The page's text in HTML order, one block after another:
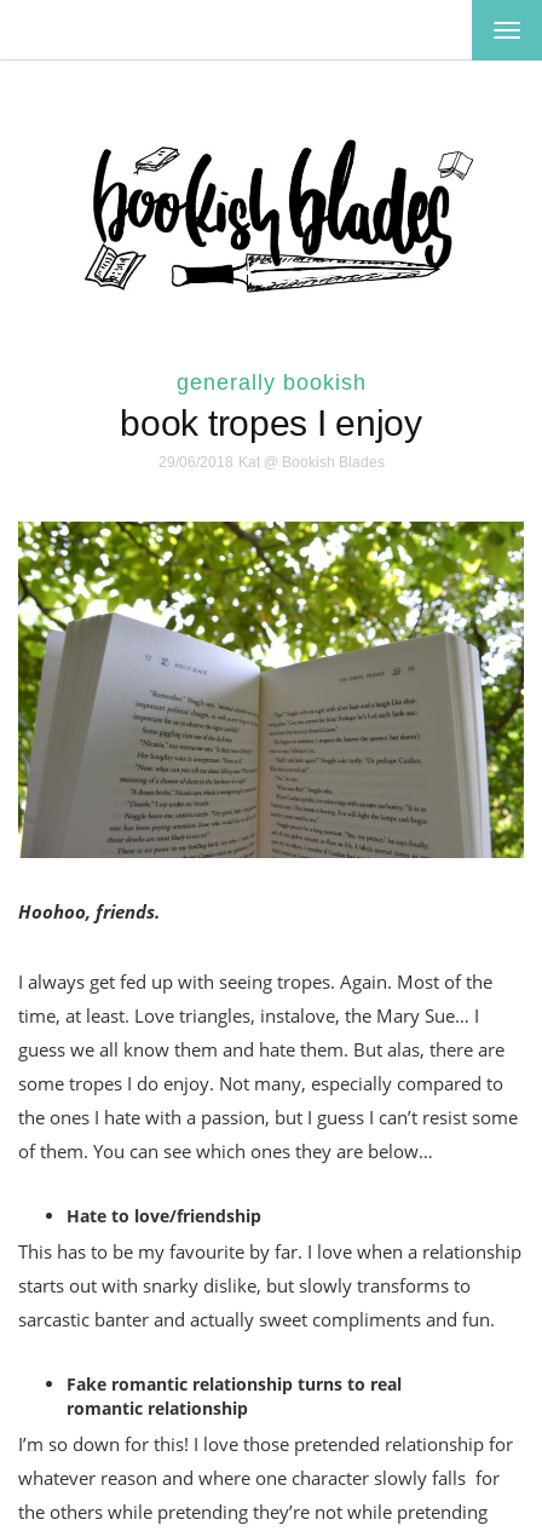
generally bookish
book tropes I enjoy
29/06/2018 Kat @ Bookish Blades
Hoohoo, friends.
I always get fed up with seeing tropes. Again. Most of the
time, at least. Love triangles, instalove, the Mary Sue… I
guess we all know them and hate them. But alas, there are
some tropes I do enjoy. Not many, especially compared to
the ones I hate with a passion, but I guess I can’t resist some
of them. You can see which ones they are below…
Hate to love/friendship
This has to be my favourite by far. I love when a relationship
starts out with snarky dislike, but slowly transforms to
sarcastic banter and actually sweet compliments and fun.
Fake romantic relationship turns to real
romantic relationship
I’m so down for this! I love those pretended relationship for
whatever reason and where one character slowly falls for
the others while pretending they’re not while pretending